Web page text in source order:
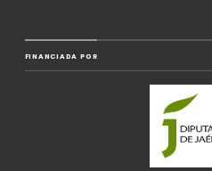
FINANCIADA POR